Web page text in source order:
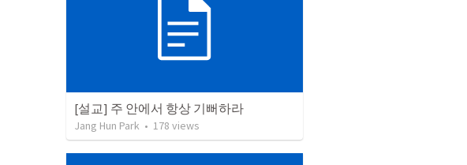
[설교] 주 안에서 항상 기뻐하라
Jang Hun Park • 178 views